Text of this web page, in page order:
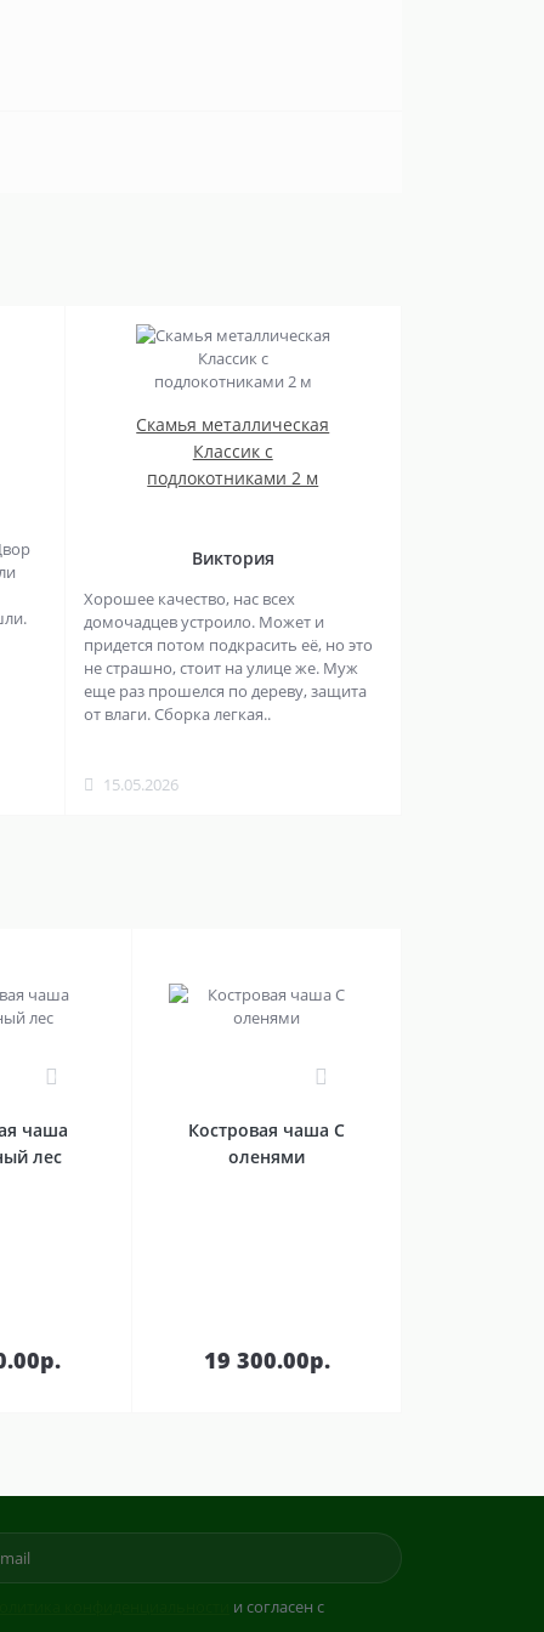
Скамья металлическая
Классик с
подлокотниками 2 м
Виктория
Хорошее качество, нас всех
домочадцев устроило. Может и
придется потом подкрасить её, но это
не страшно, стоит на улице же. Муж
еще раз прошелся по дереву, защита
от влаги. Сборка легкая..
15.05.2026
чаша
лес
Костровая чаша С
оленями
19 300.00р.
корзину
и согласен с